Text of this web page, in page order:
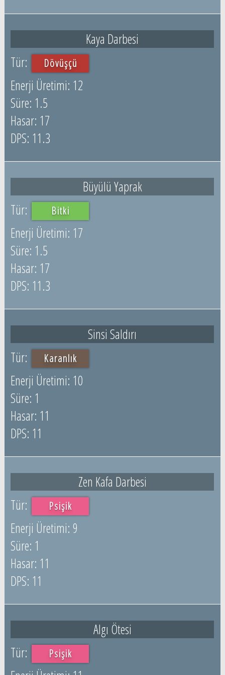
Kaya Darbesi
Dövüşçü
12
1.5
17
11.3
Büyülü Yaprak
Bitki
17
1.5
17
11.3
Sinsi Saldırı
Karanlık
10
1
11
11
Zen Kafa Darbesi
Psişik
9
1
11
11
Algı Ötesi
Psişik